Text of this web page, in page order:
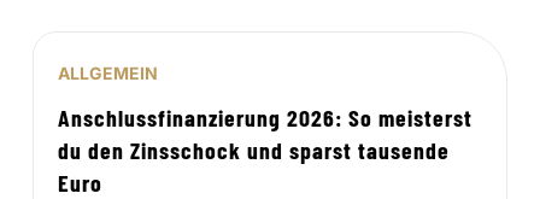
ALLGEMEIN
Anschlussfinanzierung 2026: So meisterst
du den Zinsschock und sparst tausende
Euro